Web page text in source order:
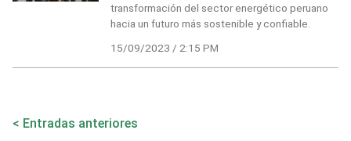
transformación del sector energético peruano
hacia un futuro más sostenible y confiable.
15/09/2023 / 2:15 PM
Navegación
Entradas anteriores